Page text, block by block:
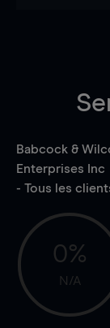
Babcock &
Enterprises Inc
- Tous les
0%
N/A